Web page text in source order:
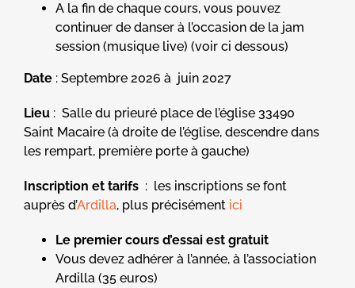
A la fin de chaque cours, vous pouvez
continuer de danser à l’occasion de la jam
session (musique live) (voir ci dessous)
Date: Septembre 2026 à juin 2027
Lieu: Salle du prieuré place de l’église 33490
Saint Macaire (à droite de l’église, descendre dans
les rempart, première porte à gauche)
Inscription et tarifs : les inscriptions se font
auprès d’Ardilla, plus précisément ici
Le premier cours d’essai est gratuit
Vous devez adhérer à l’année, à l’association
Ardilla (35 euros)